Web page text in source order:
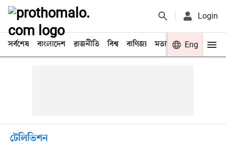
Login
সর্বশেষ বাংলাদেশ রাজনীতি বিশ্ব বাণিজ্য মতামত খেলা
Eng
টেলিভিশন